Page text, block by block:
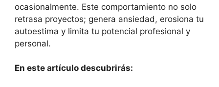
ocasionalmente. Este comportamiento no solo
retrasa proyectos; genera ansiedad, erosiona tu
autoestima y limita tu potencial profesional y
personal.
En este artículo descubrirás: